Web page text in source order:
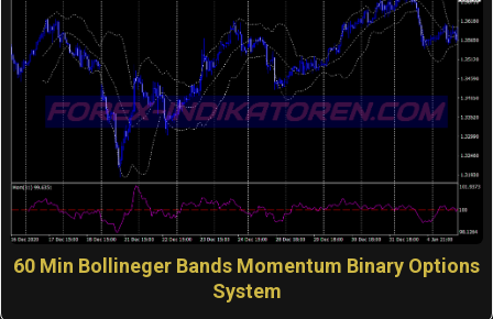
60 Min Bollineger Bands Momentum Binary Options
System